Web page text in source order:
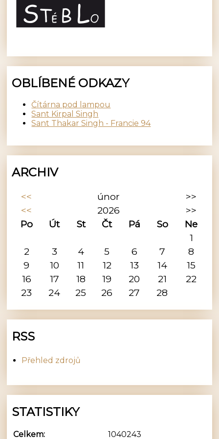
OBLÍBENÉ ODKAZY
Čítárna pod lampou
Sant Kirpal Singh
Sant Thakar Singh - Francie 94
ARCHIV
<< únor
>>
<<
2026
>>
Po
Út St Čt Pá So
Ne
1
2
3 4 5 6 7
8
9
10 11 12 13 14
15
16
17 18 19 20 21
22
23
24 25 26 27 28
RSS
Přehled zdrojů
STATISTIKY
Celkem: 1040243